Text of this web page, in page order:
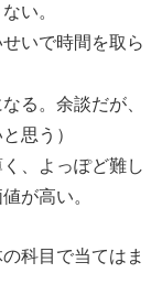
い。
いで時間を取ら
る。余談だが、
思う）
、よっぽど難し
が高い。
科目で当てはま